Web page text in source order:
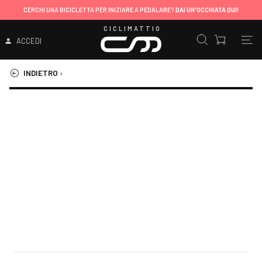
CERCHI UNA BICICLETTA PER INIZIARE A PEDALARE? DAI UN'OCCHIATA QUI!
ACCEDI
CICLIMATTIO
INDIETRO ›